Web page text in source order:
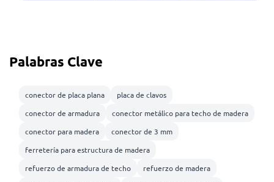
Palabras Clave
conector de placa plana
placa de clavos
conector de armadura
conector metálico para techo de madera
conector para madera
conector de 3 mm
ferretería para estructura de madera
refuerzo de armadura de techo
refuerzo de madera